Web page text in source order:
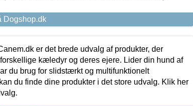
Dogshop.dk
er det brede udvalg af produkter, der
kæledyr og deres ejere. Lider din hund af
du brug for slidstærkt og multifunktionelt
du finde dine produkter i det store udvalg. Klik her